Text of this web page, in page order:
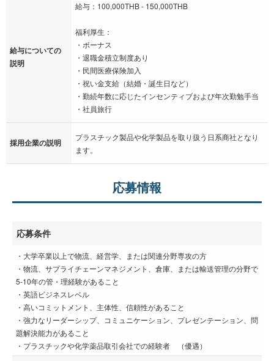
給与についての
説明
給与：100,000THB - 150,000THB
福利厚生：
・ボーナス
・退職金積立制度あり
・民間医療保険加入
・祝い金支給（結婚・誕生日など）
・勤続年数に応じたインセンティブおよび年次勤勉手当
・社員旅行
採用企業の説明
プラスチック製品や化学製品を取り扱う日系商社となり
ます。
応募情報
応募条件
・大学卒業以上で物流、経営学、または関連分野専攻の方
・物流、サプライチェーンマネジメント、倉庫、または輸送管理の分野で
5-10年の管・理経験があること
・英語ビジネスレベル
・高いコミットメント、主体性、信頼性があること
・強力なリーダーシップ、コミュニケーション、プレゼンテーション、問
題解決能力があること
・プラスチックや化学薬品取引会社での経験者 （優遇）